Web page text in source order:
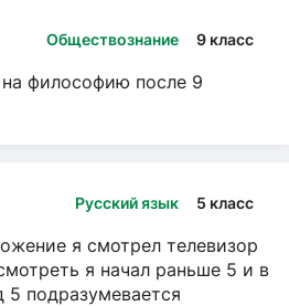
Обществознание 9 класс
философию после 9
Русский язык 5 класс
я смотрел телевизор
я начал раньше 5 и в
подразумевается